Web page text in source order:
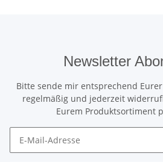
Newsletter
Bitte sende mir entsprechend Eurer
regelmäßig und jederzeit
Eurem Produktsortiment